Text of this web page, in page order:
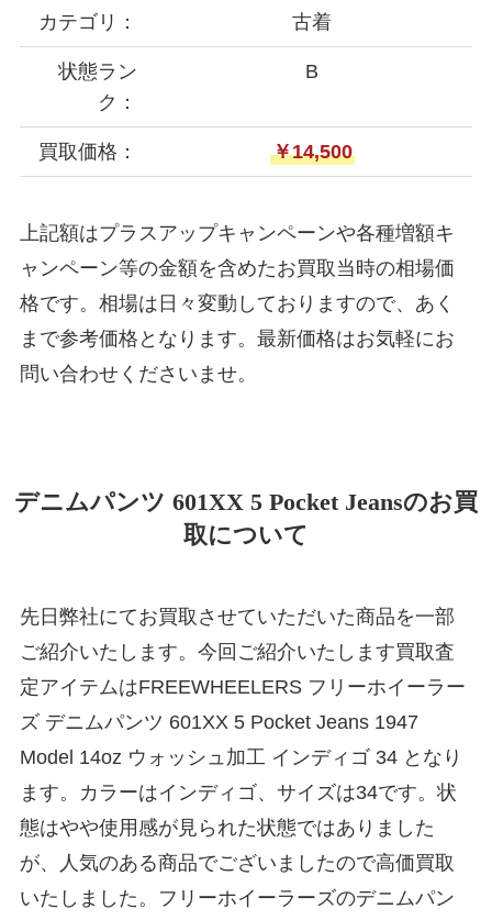
カテゴリ： 古着
状態ラン
ク：
B
買取価格： ￥14,500
上記額はプラスアップキャンペーンや各種増額キ
ャンペーン等の金額を含めたお買取当時の相場価
格です。相場は日々変動しておりますので、あく
まで参考価格となります。最新価格はお気軽にお
問い合わせくださいませ。
デニムパンツ 601XX 5 Pocket Jeansのお買
取について
先日弊社にてお買取させていただいた商品を一部
ご紹介いたします。今回ご紹介いたします買取査
定アイテムはFREEWHEELERS フリーホイーラー
ズ デニムパンツ 601XX 5 Pocket Jeans 1947
Model 14oz ウォッシュ加工 インディゴ 34 となり
ます。カラーはインディゴ、サイズは34です。状
態はやや使用感が見られた状態ではありました
が、人気のある商品でございましたので高価買取
いたしました。フリーホイーラーズのデニムパン